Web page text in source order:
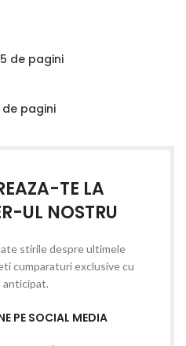
de pagini
de pagini
TE LA
UL NOSTRU
stirile despre ultimele
cumparaturi exclusive cu
anticipat.
PE SOCIAL MEDIA